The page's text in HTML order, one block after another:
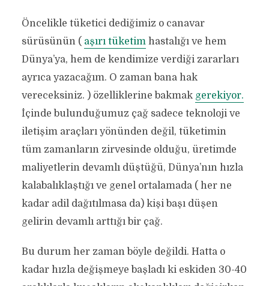
Öncelikle tüketici dediğimiz o canavar
sürüsünün ( aşırı tüketimhastalığı ve hem
Dünya’ya, hem de kendimize verdiği zararları
ayrıca yazacağım. O zaman bana hak
vereceksiniz. ) özelliklerine bakmak gerekiyor.
İçinde bulunduğumuz çağ sadece teknoloji ve
iletişim araçları yönünden değil, tüketimin
tüm zamanların zirvesinde olduğu, üretimde
maliyetlerin devamlı düştüğü, Dünya’nın hızla
kalabalıklaştığı ve genel ortalamada ( her ne
kadar adil dağıtılmasa da) kişi başı düşen
gelirin devamlı arttığı bir çağ.
Bu durum her zaman böyle değildi. Hatta o
kadar hızla değişmeye başladı ki eskiden 30-40